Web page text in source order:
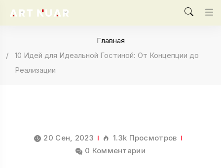
Главная
10 Идей для Идеальной Гостиной: От Концепции до
Реализации
20 Сен, 2023
1.3k Просмотров
0 Комментарии